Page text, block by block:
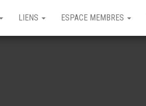
LIENS ESPACE MEMBRES